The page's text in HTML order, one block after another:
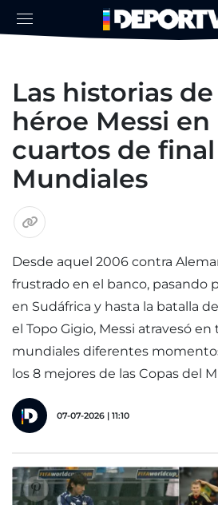
Las historias
héroe Messi en
cuartos de
Mundiales
Desde aquel 2006 contra
frustrado en el banco, pasando
en Sudáfrica y hasta la batalla
el Topo Gigio, Messi atravesó en
mundiales diferentes
los 8 mejores de las Copas del
07-07-2026 | 11:10